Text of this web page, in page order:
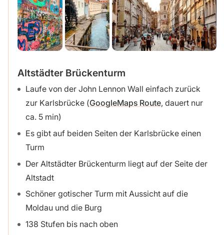
Altstädter Brückenturm
Laufe von der John Lennon Wall einfach zurück
zur Karlsbrücke (GoogleMaps Route, dauert nur
ca. 5 min)
Es gibt auf beiden Seiten der Karlsbrücke einen
Turm
Der Altstädter Brückenturm liegt auf der Seite der
Altstadt
Schöner gotischer Turm mit Aussicht auf die
Moldau und die Burg
138 Stufen bis nach oben